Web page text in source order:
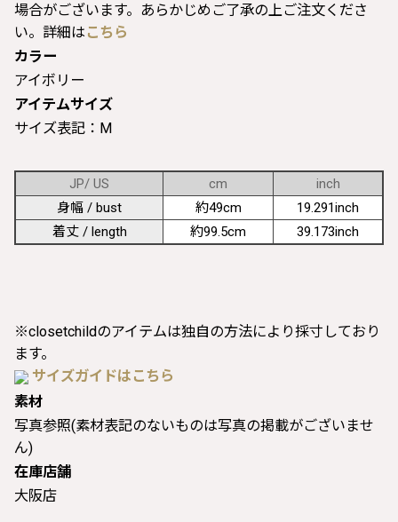
場合がございます。あらかじめご了承の上ご注文くださ
い。詳細は こちら
カラー
アイボリー
アイテムサイズ
サイズ表記：M
JP/ US cm
inch
身幅 / bust
約49cm
19.291inch
着丈 / length
約99.5cm 39.173inch
※closetchildのアイテムは独自の方法により採寸しており
ます。
サイズガイドはこちら
素材
写真参照(素材表記のないものは写真の掲載がございませ
ん)
在庫店舗
大阪店